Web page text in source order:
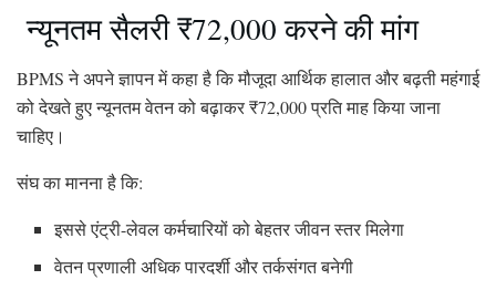
न्यूनतम सैलरी ₹72,000 करने की मांग
BPMS ने अपने ज्ञापन में कहा है कि मौजूदा आर्थिक हालात और बढ़ती महंगाई
को देखते हुए न्यूनतम वेतन को बढ़ाकर ₹72,000 प्रति माह किया जाना
चाहिए।
संघ का मानना है कि:
इससे एंट्री-लेवल कर्मचारियों को बेहतर जीवन स्तर मिलेगा
वेतन प्रणाली अधिक पारदर्शी और तर्कसंगत बनेगी